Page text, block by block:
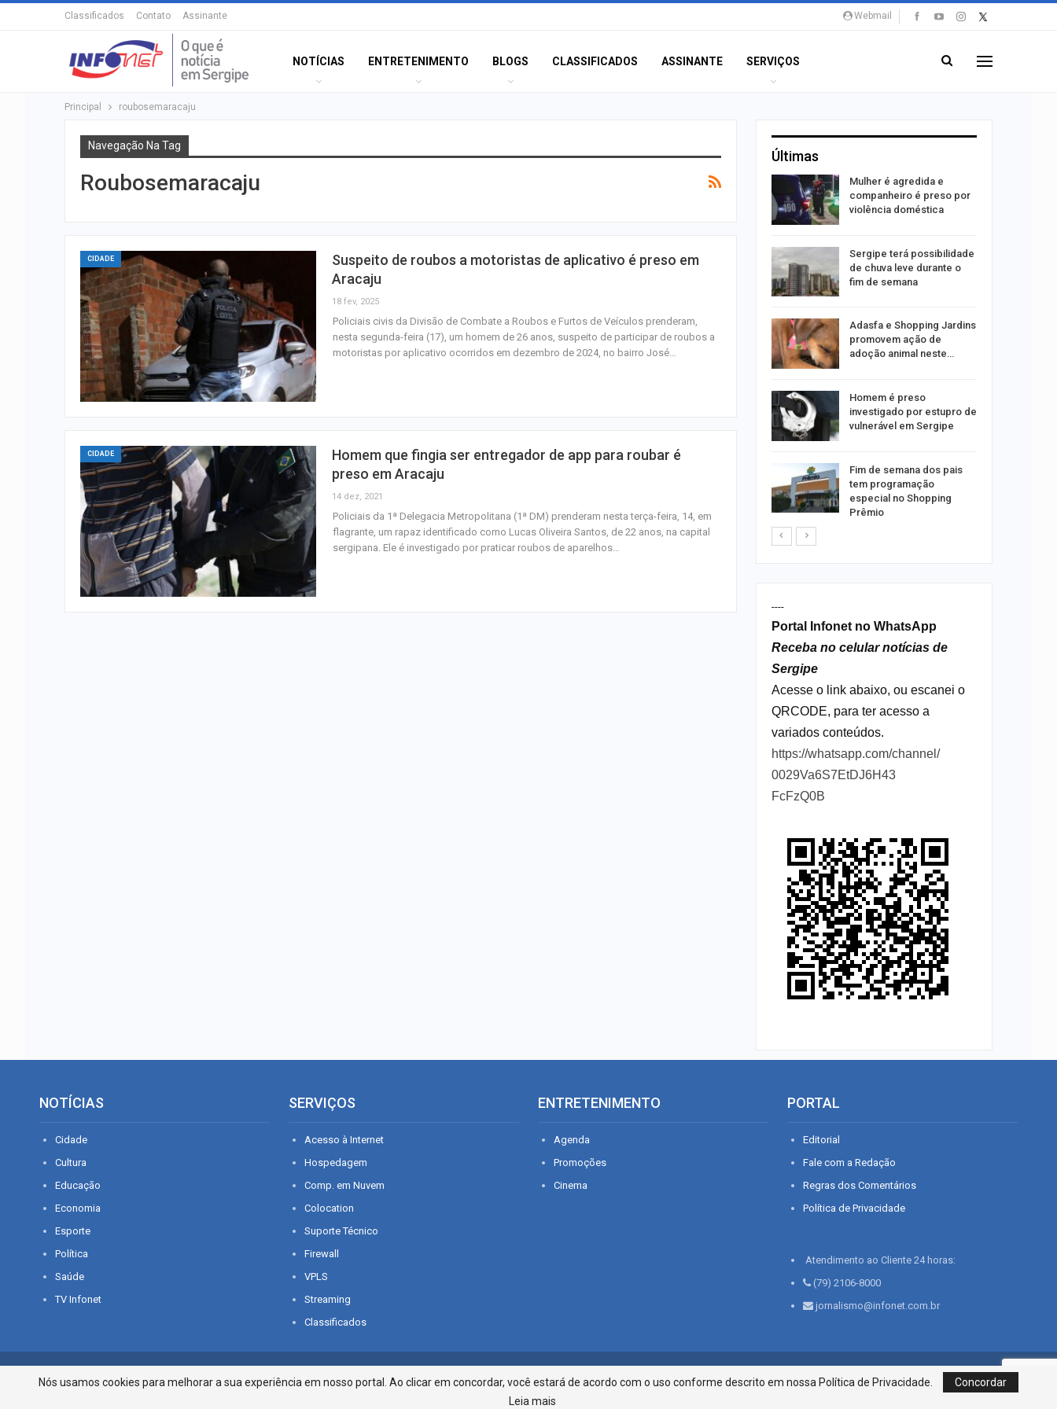
Webmail
Classificados Contato Assinante
NOTÍCIAS ENTRETENIMENTO BLOGS CLASSIFICADOS ASSINANTE SERVIÇOS
Principal roubosemaracaju
Navegação Na Tag
Roubosemaracaju
CIDADE
Suspeito de roubos a motoristas de aplicativo é preso em
Aracaju
18 fev, 2025
Policiais civis da Divisão de Combate a Roubos e Furtos de Veículos prenderam,
nesta segunda-feira (17), um homem de 26 anos, suspeito de participar de roubos a
motoristas por aplicativo ocorridos em dezembro de 2024, no bairro José…
CIDADE
Homem que fingia ser entregador de app para roubar é
preso em Aracaju
14 dez, 2021
Policiais da 1ª Delegacia Metropolitana (1ª DM) prenderam nesta terça-feira, 14, em
flagrante, um rapaz identificado como Lucas Oliveira Santos, de 22 anos, na capital
sergipana. Ele é investigado por praticar roubos de aparelhos…
Últimas
Orsse apresenta concerto
PF apreende dispositivos
eletrônicos contra abuso
Terror e documentário
estão entre as estreias da
semana nos cinemas
Mulher é agredida e
companheiro é preso por
violência doméstica
Sergipe terá possibilidade
de chuva leve durante o
fim de semana
Adasfa e Shopping Jardins
promovem ação de
adoção animal neste…
Homem é preso
investigado por estupro de
vulnerável em Sergipe
Fim de semana dos pais
tem programação
especial no Shopping
Prêmio
----
Portal Infonet no WhatsApp
Receba no celular notícias de
Sergipe
Acesse o link abaixo, ou escanei o
QRCODE, para ter acesso a
variados conteúdos.
https://whatsapp.com/channel/
0029Va6S7EtDJ6H43
FcFzQ0B
NOTÍCIAS
Cidade
Cultura
Educação
Economia
Esporte
Política
Saúde
TV Infonet
SERVIÇOS
Acesso à Internet
Hospedagem
Comp. em Nuvem
Colocation
Suporte Técnico
Firewall
VPLS
Streaming
Classificados
ENTRETENIMENTO
Agenda
Promoções
Cinema
PORTAL
Editorial
Fale com a Redação
Regras dos Comentários
Política de Privacidade
Atendimento ao Cliente 24 horas:
(79) 2106-8000
jornalismo@infonet.com.br
© 2026 - O que é notícia em Sergipe. Todos os direitos reservados.
Infonet - Rua Monsenhor Silveira 276, Bairro São José | Aracaju-SE, CEP 49015-030, Fone: 79.2106.8000 - CI
Centro de Informações LTDA
Nós usamos cookies para melhorar a sua experiência em nosso portal. Ao clicar em concordar, você estará de acordo com o uso conforme descrito em nossa Política de Privacidade.
Concordar
Leia mais